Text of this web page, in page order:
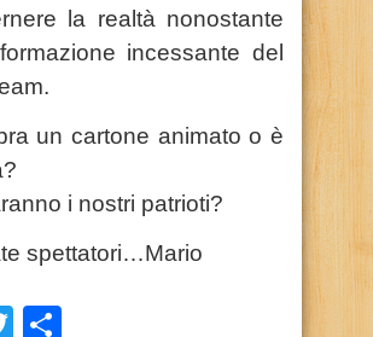
la realtà nonostante
incessante del
un cartone animato o è
i nostri patrioti?
spettatori…Mario
Twitter